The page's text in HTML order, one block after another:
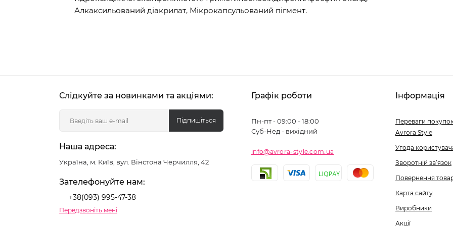
Алкаксильований діакрилат, Мікрокапсульований пігмент.
Слідкуйте за новинками та акціями:
Підпишіться
Наша адреса:
Україна, м. Київ, вул. Вінстона Черчилля, 42
Зателефонуйте нам:
+38(093) 995-47-38
Передзвоніть мені
Графік роботи
Пн-пт - 09:00 - 18:00
Суб-Нед - вихідний
info@avrora-style.com.ua
Інформація
Переваги
Avrora Style
Угода
Зворотній зв’язок
Повернення
Карта сайту
Виробники
Акції